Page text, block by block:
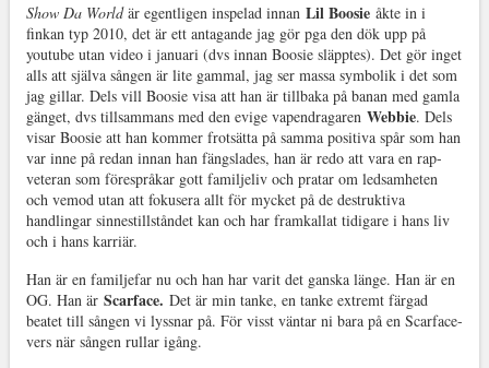
Show Da Worldär egentligen inspelad innan Lil Boosie åkte in i
finkan typ 2010, det är ett antagande jag gör pga den dök upp på
youtube utan video i januari (dvs innan Boosie släpptes). Det gör inget
alls att själva sången är lite gammal, jag ser massa symbolik i det som
jag gillar. Dels vill Boosie visa att han är tillbaka på banan med gamla
gänget, dvs tillsammans med den evige vapendragaren Webbie. Dels
visar Boosie att han kommer frotsätta på samma positiva spår som han
var inne på redan innan han fängslades, han är redo att vara en rap-
veteran som förespråkar gott familjeliv och pratar om ledsamheten
och vemod utan att fokusera allt för mycket på de destruktiva
handlingar sinnestillståndet kan och har framkallat tidigare i hans liv
och i hans karriär.
Han är en familjefar nu och han har varit det ganska länge. Han är en
OG. Han är Scarface. Det är min tanke, en tanke extremt färgad
beatet till sången vi lyssnar på. För visst väntar ni bara på en Scarface-
vers när sången rullar igång.